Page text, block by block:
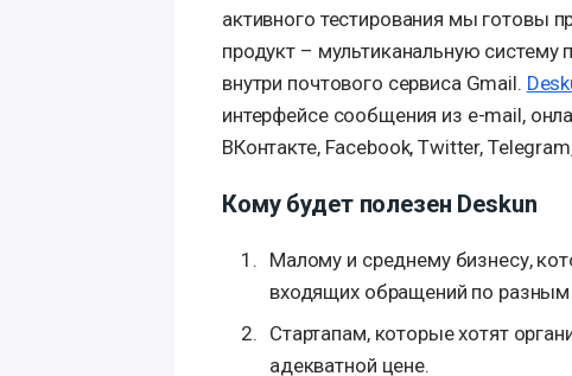
активного тестирования мы готовы
продукт – мультиканальную систему
внутри почтового сервиса Gmail.
интерфейсе сообщения из e-mail,
ВКонтакте, Facebook, Twitter,
Кому будет полезен Deskun
Малому и среднему бизнесу,
входящих обращений по разным
Стартапам, которые хотят
адекватной цене.